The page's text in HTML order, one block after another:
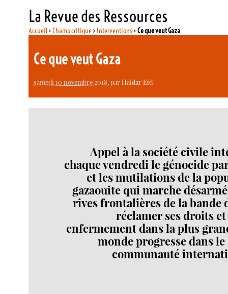
La Revue des Ressources
Accueil>Champ critique> Interventions>Ce que veut Gaza
Ce que veut Gaza
samedi 10 novembre 2018, parHaidar Eid
Appel à la société civile
chaque vendredi le génocide
et les mutilations de la
gazaouite qui marche
rives frontalières de la bande
réclamer ses droits
enfermement dans la plus
monde progresse dans
communauté